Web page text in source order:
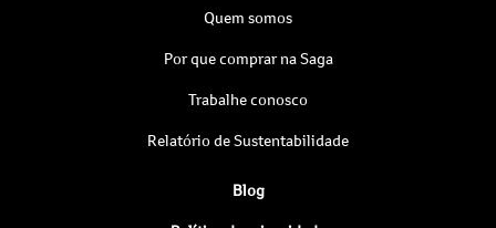
Quem somos
Por que comprar na Saga
Trabalhe conosco
Relatório de Sustentabilidade
Blog